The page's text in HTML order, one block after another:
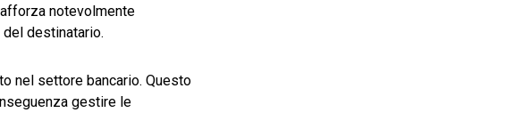
notevolmente
del destinatario.
nel settore bancario. Questo
gestire le